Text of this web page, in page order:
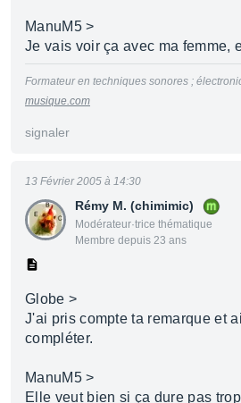
ManuM5 >
Je vais voir ça avec ma femme,
Formateur en techniques sonores ;
musique.com
signaler
Rémy M. (chimimic)
Modérateur·trice thématique
Membre depuis 23 ans
13 Février 2005 à 14:30
Globe >
J'ai pris compte ta remarque et
compléter.
ManuM5 >
Elle veut bien si ça dure pas